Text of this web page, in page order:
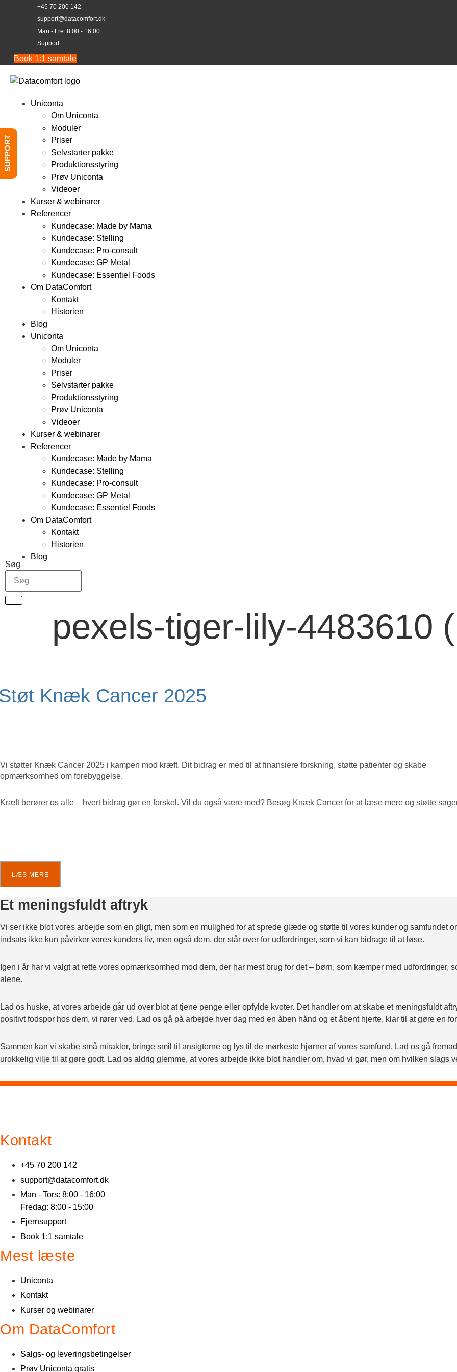
+45 70 200 142
support@datacomfort.dk
Man - Fre: 8:00 - 16:00
Support
Book 1:1 samtale
Uniconta
Om Uniconta
Moduler
Priser
Selvstarter pakke
Produktionsstyring
Prøv Uniconta
Videoer
Kurser & webinarer
Referencer
Kundecase: Made by Mama
Kundecase: Stelling
Kundecase: Pro-consult
Kundecase: GP Metal
Kundecase: Essentiel Foods
Om DataComfort
Kontakt
Historien
Blog
Uniconta
Om Uniconta
Moduler
Priser
Selvstarter pakke
Produktionsstyring
Prøv Uniconta
Videoer
Kurser & webinarer
Referencer
Kundecase: Made by Mama
Kundecase: Stelling
Kundecase: Pro-consult
Kundecase: GP Metal
Kundecase: Essentiel Foods
Om DataComfort
Kontakt
Historien
Blog
Søg
pexels-tiger-lily-4483610
Knæk Cancer 2025
Vi støtter Knæk Cancer 2025 i kampen mod kræft. Dit bidrag er med til at finansiere forskning, støtte patienter og skabe
opmærksomhed om forebyggelse.
Kræft berører os alle – hvert bidrag gør en forskel. Vil du også være med? Besøg Knæk Cancer for at læse mere og støtte
LÆS MERE
Et meningsfuldt aftryk
Vi ser ikke blot vores arbejde som en pligt, men som en mulighed for at sprede glæde og støtte til vores kunder og samfundet
indsats ikke kun påvirker vores kunders liv, men også dem, der står over for udfordringer, som vi kan bidrage til at løse.
Igen i år har vi valgt at rette vores opmærksomhed mod dem, der har mest brug for det – børn, som kæmper med udfordringer,
alene.
Lad os huske, at vores arbejde går ud over blot at tjene penge eller opfylde kvoter. Det handler om at skabe et meningsfuldt
positivt fodspor hos dem, vi rører ved. Lad os gå på arbejde hver dag med en åben hånd og et åbent hjerte, klar til at gøre en
Sammen kan vi skabe små mirakler, bringe smil til ansigterne og lys til de mørkeste hjørner af vores samfund. Lad os gå
urokkelig vilje til at gøre godt. Lad os aldrig glemme, at vores arbejde ikke blot handler om, hvad vi gør, men om hvilken slags
Kontakt
+45 70 200 142
support@datacomfort.dk
Man - Tors: 8:00 - 16:00
Fredag: 8:00 - 15:00
Fjernsupport
Book 1:1 samtale
Mest læste
Uniconta
Kontakt
Kurser og webinarer
Om DataComfort
Salgs- og leveringsbetingelser
Prøv Uniconta gratis
SUPPORT